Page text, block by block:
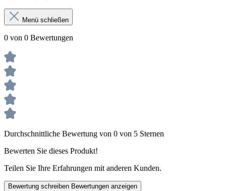
Menü schließen
0 von 0 Bewertungen
Durchschnittliche Bewertung von 0 von 5 Sternen
Bewerten Sie dieses Produkt!
Teilen Sie Ihre Erfahrungen mit anderen Kunden.
Bewertung schreiben Bewertungen anzeigen